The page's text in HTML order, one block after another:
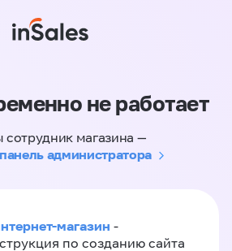
не работает
сотрудник магазина —
администратора
магазин -
по созданию сайта